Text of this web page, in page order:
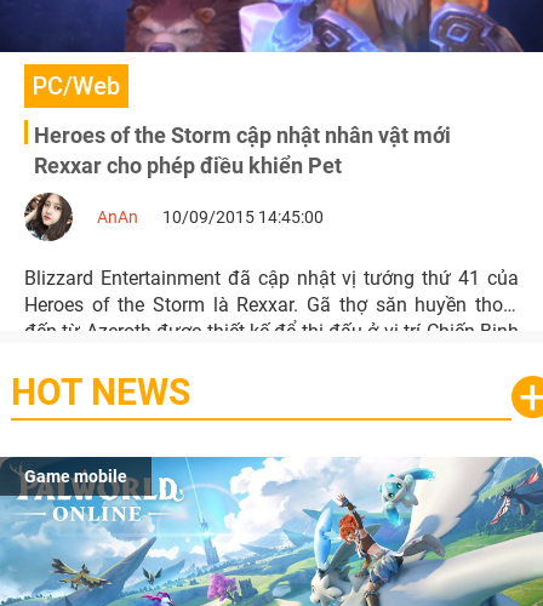
PC/Web
Heroes of the Storm cập nhật nhân vật mới
Rexxar cho phép điều khiển Pet
AnAn 10/09/2015 14:45:00
Blizzard Entertainment đã cập nhật vị tướng thứ 41 của
Heroes of the Storm là Rexxar. Gã thợ săn huyền thoại
đến từ Azeroth được thiết kế để thi đấu ở vị trí Chiến Binh
HOT NEWS
Game mobile